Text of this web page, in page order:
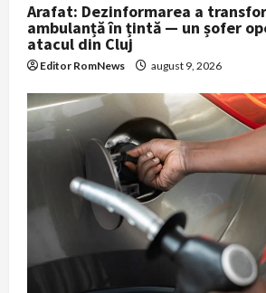
Arafat: Dezinformarea a
ambulanță în țintă — un șofer
atacul din Cluj
Editor RomNews august 9, 2026